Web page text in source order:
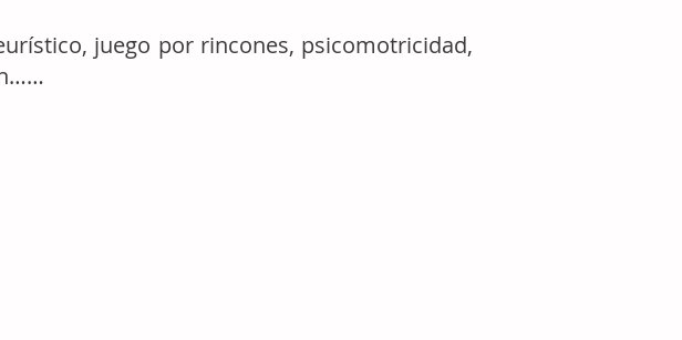
juego por rincones, psicomotricidad,